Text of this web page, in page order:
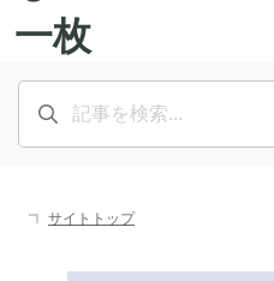
サイトトップ